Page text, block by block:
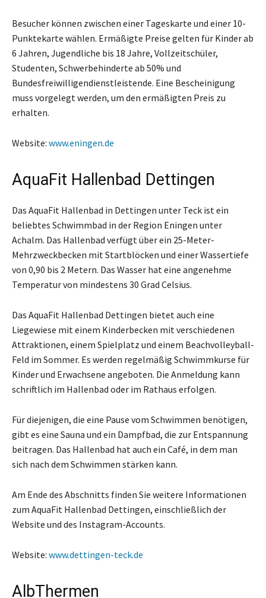
Besucher können zwischen einer Tageskarte und einer 10-
Punktekarte wählen. Ermäßigte Preise gelten für Kinder ab
6 Jahren, Jugendliche bis 18 Jahre, Vollzeitschüler,
Studenten, Schwerbehinderte ab 50% und
Bundesfreiwilligendienstleistende. Eine Bescheinigung
muss vorgelegt werden, um den ermäßigten Preis zu
erhalten.
Website: www.eningen.de
AquaFit Hallenbad Dettingen
Das AquaFit Hallenbad in Dettingen unter Teck ist ein
beliebtes Schwimmbad in der Region Eningen unter
Achalm. Das Hallenbad verfügt über ein 25-Meter-
Mehrzweckbecken mit Startblöcken und einer Wassertiefe
von 0,90 bis 2 Metern. Das Wasser hat eine angenehme
Temperatur von mindestens 30 Grad Celsius.
Das AquaFit Hallenbad Dettingen bietet auch eine
Liegewiese mit einem Kinderbecken mit verschiedenen
Attraktionen, einem Spielplatz und einem Beachvolleyball-
Feld im Sommer. Es werden regelmäßig Schwimmkurse für
Kinder und Erwachsene angeboten. Die Anmeldung kann
schriftlich im Hallenbad oder im Rathaus erfolgen.
Für diejenigen, die eine Pause vom Schwimmen benötigen,
gibt es eine Sauna und ein Dampfbad, die zur Entspannung
beitragen. Das Hallenbad hat auch ein Café, in dem man
sich nach dem Schwimmen stärken kann.
Am Ende des Abschnitts finden Sie weitere Informationen
zum AquaFit Hallenbad Dettingen, einschließlich der
Website und des Instagram-Accounts.
Website: www.dettingen-teck.de
AlbThermen